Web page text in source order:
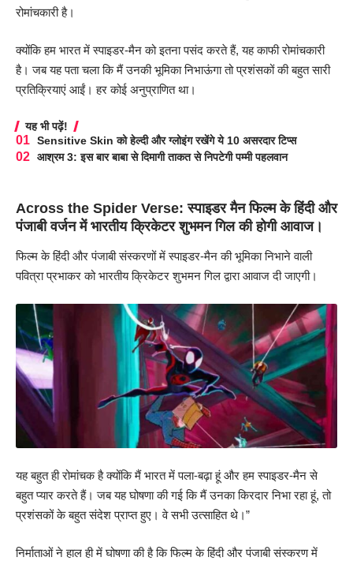
रोमांचकारी है।
क्योंकि हम भारत में स्पाइडर-मैन को इतना पसंद करते हैं, यह काफी रोमांचकारी
है। जब यह पता चला कि मैं उनकी भूमिका निभाऊंगा तो प्रशंसकों की बहुत सारी
प्रतिक्रियाएं आईं। हर कोई अनुप्राणित था।
यह भी पढ़ें!
Sensitive Skin को हेल्दी और ग्लोइंग रखेंगे ये 10 असरदार टिप्स
आश्रम 3: इस बार बाबा से दिमागी ताकत से निपटेगी पम्मी पहलवान
Across the Spider Verse: स्पाइडर मैन फिल्म के हिंदी और
पंजाबी वर्जन में भारतीय क्रिकेटर शुभमन गिल की होगी आवाज।
फिल्म के हिंदी और पंजाबी संस्करणों में स्पाइडर-मैन की भूमिका निभाने वाली
पवित्रा प्रभाकर को भारतीय क्रिकेटर शुभमन गिल द्वारा आवाज दी जाएगी।
यह बहुत ही रोमांचक है क्योंकि मैं भारत में पला-बढ़ा हूं और हम स्पाइडर-मैन से
बहुत प्यार करते हैं। जब यह घोषणा की गई कि मैं उनका किरदार निभा रहा हूं, तो
प्रशंसकों के बहुत संदेश प्राप्त हुए। वे सभी उत्साहित थे।”
निर्माताओं ने हाल ही में घोषणा की है कि फिल्म के हिंदी और पंजाबी संस्करण में